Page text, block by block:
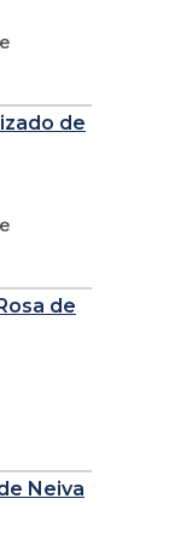
de
de
Neiva